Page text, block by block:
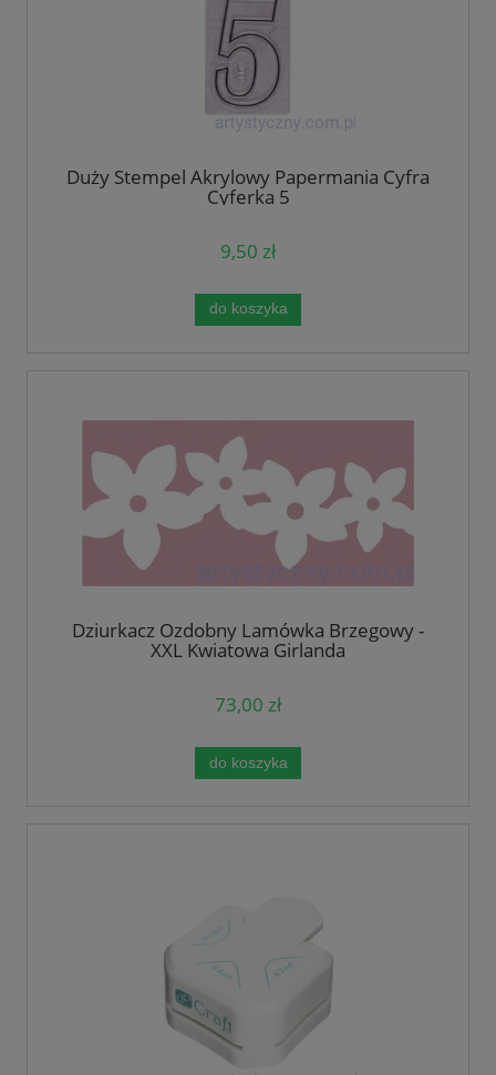
Duży Stempel Akrylowy Papermania Cyfra
Cyferka 5
9,50 zł
do koszyka
Dziurkacz Ozdobny Lamówka Brzegowy -
XXL Kwiatowa Girlanda
73,00 zł
do koszyka